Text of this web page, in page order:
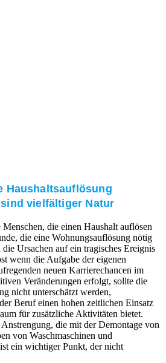
Haushaltsauflösung
vielfältiger Natur
die einen Haushalt auflösen
die eine Wohnungsauflösung nötig
Ursachen auf ein tragisches Ereignis
wenn die Aufgabe der eigenen
neuen Karrierechancen im
Veränderungen erfolgt, sollte die
nicht unterschätzt werden,
Beruf einen hohen zeitlichen Einsatz
für zusätzliche Aktivitäten bietet.
die mit der Demontage von
von Waschmaschinen und
ein wichtiger Punkt, der nicht